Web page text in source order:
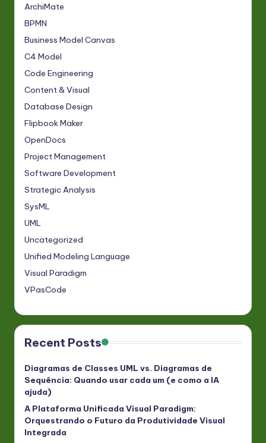
ArchiMate
BPMN
Business Model Canvas
C4 Model
Code Engineering
Content & Visual
Database Design
Flipbook Maker
OpenDocs
Project Management
Software Development
Strategic Analysis
SysML
UML
Uncategorized
Unified Modeling Language
Visual Paradigm
VPasCode
Recent Posts
Diagramas de Classes UML vs. Diagramas de
Sequência: Quando usar cada um (e como a IA
ajuda)
A Plataforma Unificada Visual Paradigm:
Orquestrando o Futuro da Produtividade Visual
Integrada